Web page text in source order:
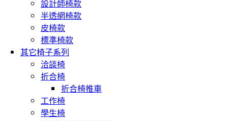
設計師椅款
半透網椅款
皮椅款
標準椅款
其它椅子系列
洽談椅
折合椅
折合椅推車
工作椅
學生椅